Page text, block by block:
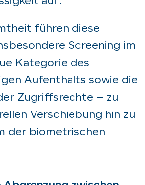
führen diese
Screening im
Kategorie des
Aufenthalts sowie die
Zugriffsrechte – zu
Verschiebung hin zu
der biometrischen